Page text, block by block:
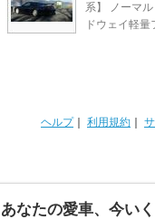
系】 ノーマ
ドウェイ軽
ヘルプ｜ 利用規約
あなたの愛車、今い